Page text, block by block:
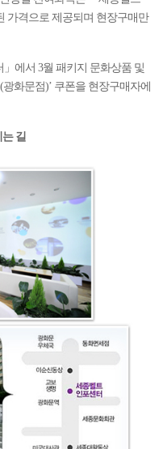
가격으로 제공되며 현장구매만
에서 3월 패키지 문화상품 및
화문점)’ 쿠폰을 현장구매자에
길